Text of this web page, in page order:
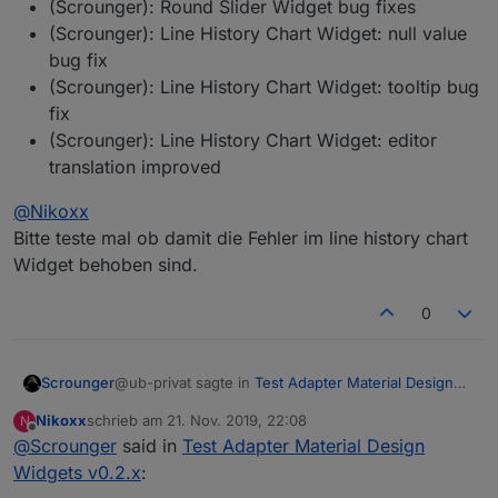
Ich hole sie mir über SQL .
Hab mal deine beiden Widgets zum "Zeitraum" und
"Refresh" importiert. Bei der Zeitwahl aktualisiert er bis
7 Tage und danach zeigt er den chart nicht mehr an.
Wenn ich dann wieder unter 7 Tagen auswähle, dauert
es passiert nichts. Auch der Refresh Button hilft leider
nicht.
die Legende. Nun kann ich ja einzelne Linien
ausblenden wenn ich in der Legende auf den Namen
klicke. Wie schaffe ich es das nur eine y Achse
angezeigt wird egal welche Linie angezeigt wird. Bei
mir blendet er immer eine zusätzliche y Achse ein,
alle eingeblendet
(Scrounger): Round Slider Widget bug fixes
(Scrounger): Line History Chart Widget: null value
bug fix
(Scrounger): Line History Chart Widget: tooltip bug
fix
(Scrounger): Line History Chart Widget: editor
translation improved
@Nikoxx
Bitte teste mal ob damit die Fehler im line history chart
Widget behoben sind.
0
Scrounger@ub-privat sagte in Test Adapter Material Design
ODER ist eventuell auch etwas Ganzes
Nein ein "out of the box" Jalousie-Steuerung
N
Offline
Nikoxxschrieb am 21. Nov. 2019, 22:08
zuletzt editiert von
@Scrounger said in Test Adapter Material Design
Widgets v0.2.x: